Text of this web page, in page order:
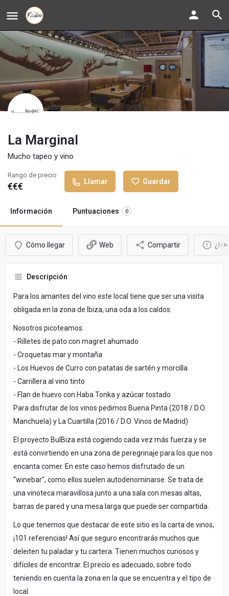
La Marginal
Mucho tapeo y vino
Rango de precio
€€€ Llamar Guardar
Información Puntuaciones 0
Cómo llegar Web Compartir
Descripción
Para los amantes del vino este local tiene que ser una visita
obligada en la zona de Ibiza, una oda a los caldos.
Nosotros picoteamos:
- Rilletes de pato con magret ahumado
- Croquetas mar y montaña
- Los Huevos de Curro con patatas de sartén y morcilla
- Carrillera al vino tinto
- Flan de huevo con Haba Tonka y azúcar tostado
Para disfrutar de los vinos pedimos Buena Pinta (2018 / D.O.
Manchuela) y La Cuartilla (2016 / D.O. Vinos de Madrid)
El proyecto BulBiza está cogiendo cada vez más fuerza y se
está convirtiendo en una zona de peregrinaje para los que nos
encanta comer. En este caso hemos disfrutado de un
“winebar”, como ellos suelen autodenominarse. Se trata de
una vinoteca maravillosa junto a una sala con mesas altas,
barras de pared y una mesa larga que puede ser compartida.
Lo que tenemos que destacar de este sitio es la carta de vinos,
¡101 referencias! Así que seguro encontrarás muchos que
deleiten tu paladar y tu cartera. Tienen muchos curiosos y
difíciles de encontrar. El precio es adecuado, sobre todo
teniendo en cuenta la zona en la que se encuentra y el tipo de
local.